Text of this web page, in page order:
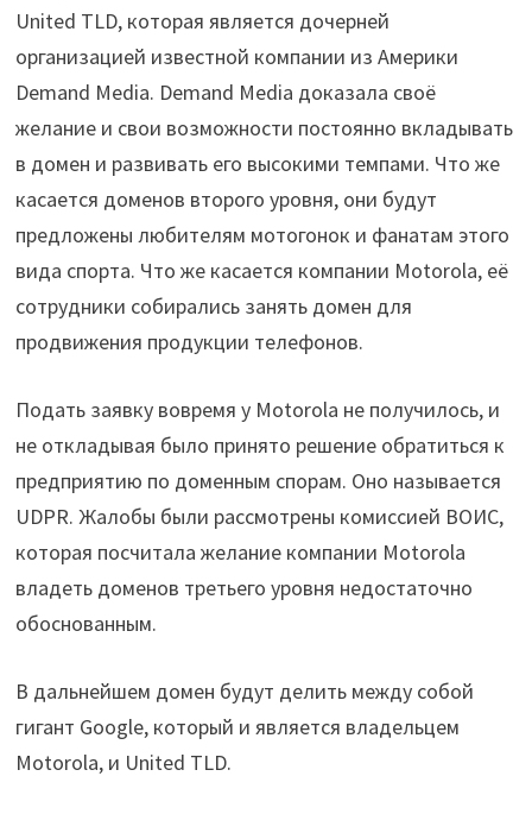
United TLD, которая является дочерней
организацией известной компании из Америки
Demand Media. Demand Media доказала своё
желание и свои возможности постоянно вкладывать
в домен и развивать его высокими темпами. Что же
касается доменов второго уровня, они будут
предложены любителям мотогонок и фанатам этого
вида спорта. Что же касается компании Motorola, её
сотрудники собирались занять домен для
продвижения продукции телефонов.
Подать заявку вовремя у Motorola не получилось, и
не откладывая было принято решение обратиться к
предприятию по доменным спорам. Оно называется
UDPR. Жалобы были рассмотрены комиссией ВОИС,
которая посчитала желание компании Motorola
владеть доменов третьего уровня недостаточно
обоснованным.
В дальнейшем домен будут делить между собой
гигант Google, который и является владельцем
Motorola, и United TLD.